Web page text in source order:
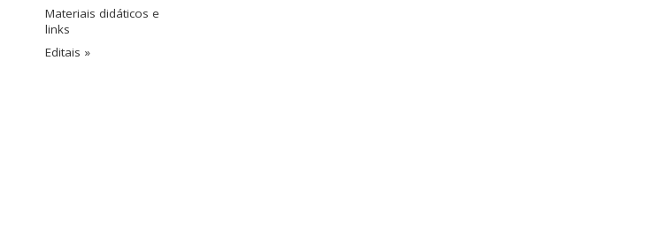
Materiais didáticos e
links
Editais »